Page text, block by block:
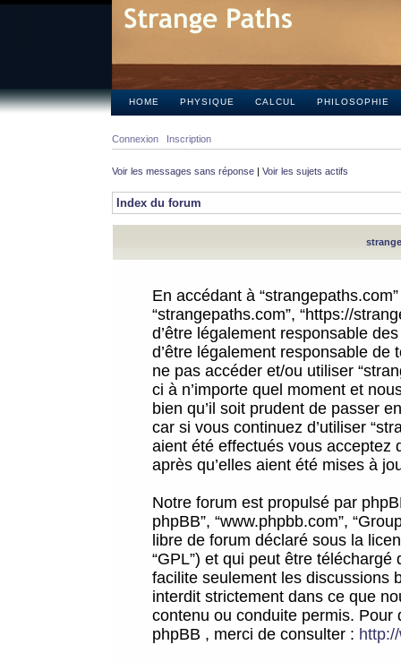
HOME PHYSIQUE CALCUL PHILOSOPHIE
Connexion Inscription
Voir les messages sans réponse | Voir les sujets actifs
Index du forum
En accédant à
“strangepaths.com”, “https://
d’être légalement responsable
d’être légalement responsable
ne pas accéder et/ou utiliser
ci à n’importe quel moment et
bien qu’il soit prudent de passer
car si vous continuez d’utiliser
aient été effectués vous acceptez
après qu’elles aient été mises à
Notre forum est propulsé par
phpBB”, “www.phpbb.com”,
libre de forum déclaré sous la
“GPL”) et qui peut être téléchargé
facilite seulement les discussions
interdit strictement dans ce que
contenu ou conduite permis.
phpBB , merci de consulter :